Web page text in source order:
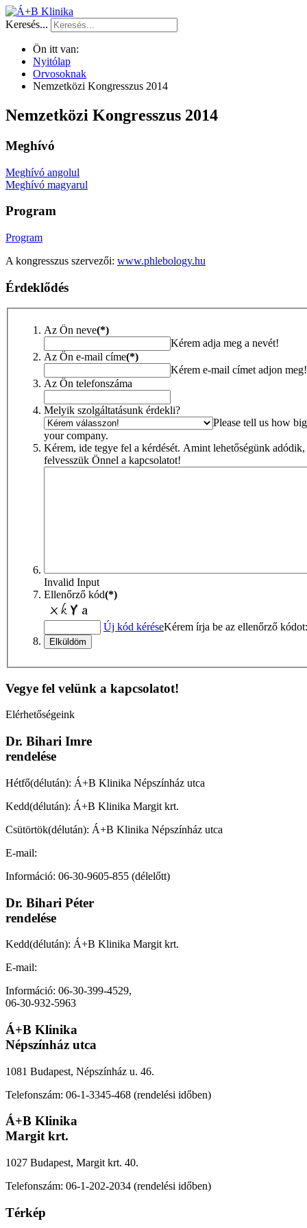
Keresés...
Ön itt van:
Nyitólap
Orvosoknak
Nemzetközi Kongresszus 2014
Nemzetközi Kongresszus 2014
Meghívó
Meghívó angolul
Meghívó magyarul
Program
Program
A kongresszus szervezői: www.phlebology.hu
Érdeklődés
Az Ön neve(*)
Kérem adja meg a nevét!
Az Ön e-mail címe(*)
Kérem e-mail címet adjon meg!
Az Ön telefonszáma
Melyik szolgáltatásunk érdekli?
Please tell us how
your company.
Kérem, ide tegye fel a kérdését. Amint lehetőségünk adódik,
felvesszük Önnel a kapcsolatot!
Invalid Input
Ellenőrző kód(*)
Új kód kéréseKérem írja be az ellenőrző kódot:
Vegye fel velünk a kapcsolatot!
Elérhetőségeink
Dr. Bihari Imre
rendelése
Hétfő(délután): Á+B Klinika Népszínház utca
Kedd(délután): Á+B Klinika Margit krt.
Csütörtök(délután): Á+B Klinika Népszínház utca
E-mail:
Információ: 06-30-9605-855 (délelőtt)
Dr. Bihari Péter
rendelése
Kedd(délután): Á+B Klinika Margit krt.
E-mail:
Információ: 06-30-399-4529,
06-30-932-5963
Á+B Klinika
Népszínház utca
1081 Budapest, Népszínház u. 46.
Telefonszám: 06-1-3345-468 (rendelési időben)
Á+B Klinika
Margit krt.
1027 Budapest, Margit krt. 40.
Telefonszám: 06-1-202-2034 (rendelési időben)
Térkép